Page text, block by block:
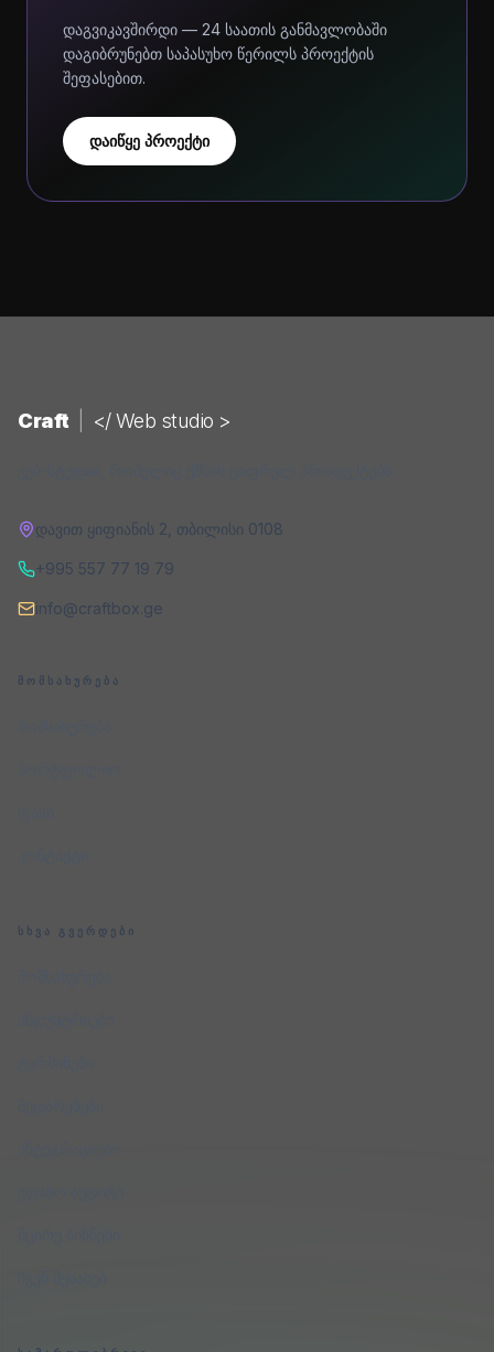
დაგვიკავშირდი — 24 საათის განმავლობაში
დაგიბრუნებთ საპასუხო წერილს პროექტის
შეფასებით.
დაიწყე პროექტი
Craft </ Web studio >
დავით ყიფიანის 2 თბილისი 0108
+995 557 77 19 79
info@craftbox.ge
ᲛᲝᲛᲡᲐᲮᲣᲠᲔᲑᲐ
ᲡᲮᲕᲐ ᲒᲕᲔᲠᲓᲔᲑᲘ